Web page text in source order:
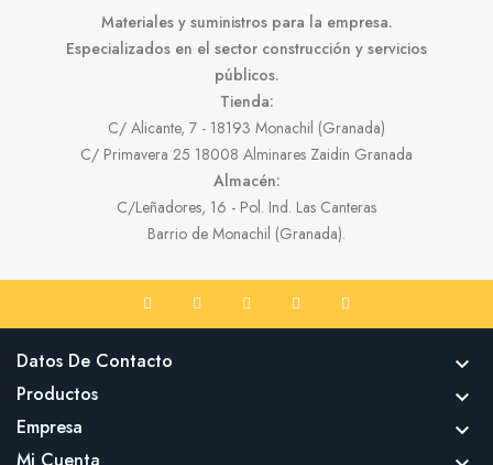
Materiales y suministros para la empresa.
Especializados en el sector construcción y servicios
públicos.
Tienda:
C/ Alicante, 7 - 18193 Monachil (Granada)
C/ Primavera 25 18008 Alminares Zaidin Granada
Almacén:
C/Leñadores, 16 - Pol. Ind. Las Canteras
Barrio de Monachil (Granada).
Datos De Contacto 
Productos 
Empresa 
Mi Cuenta